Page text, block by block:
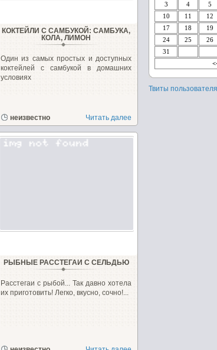
КОКТЕЙЛИ С САМБУКОЙ: САМБУКА,
КОЛА, ЛИМОН
Один из самых простых и доступных
коктейлей с самбукой в домашних
условиях
неизвестно Читать далее
РЫБНЫЕ РАССТЕГАИ С СЕЛЬДЬЮ
Расстегаи с рыбой... Так давно хотела
их приготовить! Легко, вкусно, сочно!...
3
4 5
10
11 12
17
18 19
24
25 26
31
Твиты